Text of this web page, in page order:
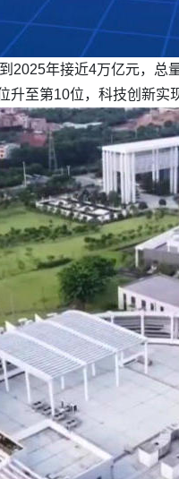
2025年接近4万亿元，总
至第10位，科技创新实